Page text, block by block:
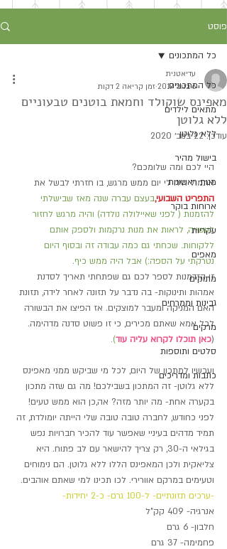
פוסט
כל המתכונים
מתאים לילדים
ללא גלוטן
בישול מהיר
מנות ראשונות
ארוחות בוקר
עקריות
מאפים
מתוקים
גבינות וממרחים
מרקים
סלטים ותוספות
כתבות ומדריכים
כל המתכונים
מאפינס שוקולד וחמאת בוטנים טבעוניים
ללא גלוטן
עדיאטנית
6 בנוב׳ 2019
זמן קריאה 2 דקות
עודכן:22 בנוב׳ 2020
היי לכם ומה שלומכם?
אתמול היה לי יום ממש מרגש, בו חזרתי לבשל את
התפריט השבועי,בעצם עברה שנה מאז שבישלתי
להזמנות ( לפני שאיילולה נולדה) והיה מרגש לחזור
לעשייה, לראות את מנות נרקמות ולספק אותם
ללקוחות. שכחתי גם כמה עבודה זה ובסוף היום
נטרקתי על הספה:) אבל היה ממש כיף.
זו הזדמנות לספר לכם גם שפתחתי תאריך לסדנת
אמהות ותינוקות- בה נדבר על תזונה לאחר לידה, תזונת
האם המניקה ומעבר למוצקים. אז הפיצו את הבשורה
לכל אמא שאתם מכירים, כי זו פשוט סדנה מדהימה.
(כאן תוכלו לקרוא עליה עוד).
ועכשיו למתכון של היום, לכל מי שביקש ממני מאפינס
ללא גלוטן- זה המתכון בשבילכם! מה גם שזה מתכון
בקערה אחת- מה יותר מזה? אה,כן הוא ממש טעים!
לפני כחודש, לחברה טובה טובה שלי הייתה יומולדת, זה
תמיד מדהים בעיניי שאפשר עוד להכיר חברויות נפש
בגילאי ה-30, רק צריך להישאר עם לב פתוח. היא
צליאקית ולכן המאפינס הללו ללא גלוטן. הם נימוחים
וטעימים במרקם אוורירי. לכו תכינו למי שאתם אוהבים.
-ערכים תזונתיים- ל-100 גרם- כ-2 יחידות-
אנרגיה- 409 קק"ל
חלבון- 6 גרם
פחמימה- 37 גרם